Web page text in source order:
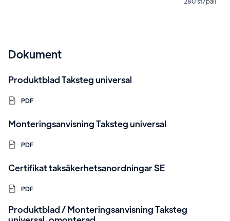
Dokument
Produktblad Taksteg universal
PDF
Monteringsanvisning Taksteg universal
PDF
Certifikat taksäkerhetsanordningar SE
PDF
Produktblad / Monteringsanvisning Taksteg